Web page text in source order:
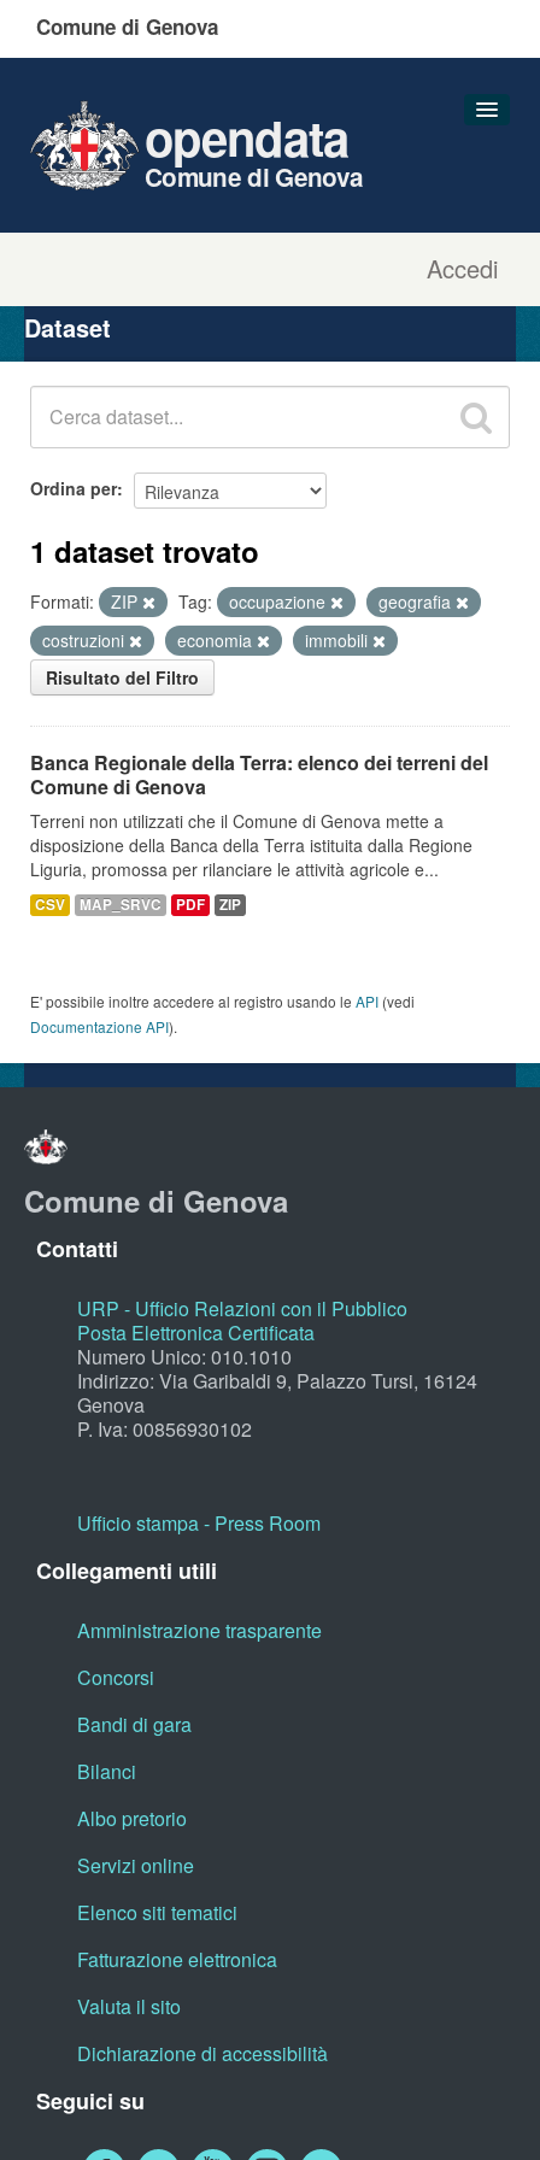
Comune di Genova
Accedi
opendata
Comune di Genova
Organizzazioni
Gruppi
Dataset
Ordina per
1 dataset trovato
Formati: ZIP Tag: occupazione
geografia
costruzioni
economia
immobili
Risultato del Filtro
Banca Regionale della Terra: elenco dei terreni del
Comune di Genova
Terreni non utilizzati che il Comune di Genova mette a
disposizione della Banca della Terra istituita dalla Regione
Liguria, promossa per rilanciare le attività agricole e...
CSV MAP_SRVC PDF ZIP
E' possibile inoltre accedere al registro usando le API (vedi
Documentazione API).
Comune di Genova
Contatti
URP - Ufficio Relazioni con il Pubblico
Posta Elettronica Certificata
Numero Unico: 010.1010
Indirizzo: Via Garibaldi 9, Palazzo Tursi, 16124
Genova
P. Iva: 00856930102
Ufficio stampa - Press Room
Collegamenti utili
Amministrazione trasparente
Concorsi
Bandi di gara
Bilanci
Albo pretorio
Servizi online
Elenco siti tematici
Fatturazione elettronica
Valuta il sito
Dichiarazione di accessibilità
Seguici su